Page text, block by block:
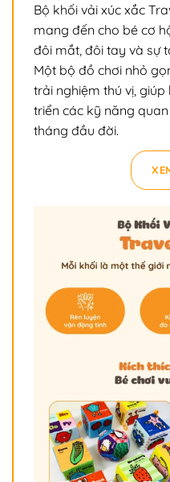
Bộ khối vải xúc xắc
mang đến cho bé cơ
đôi mắt, đôi tay và sự
Một bộ đồ chơi nhỏ
trải nghiệm thú vị,
triển các kỹ năng
tháng đầu đời.